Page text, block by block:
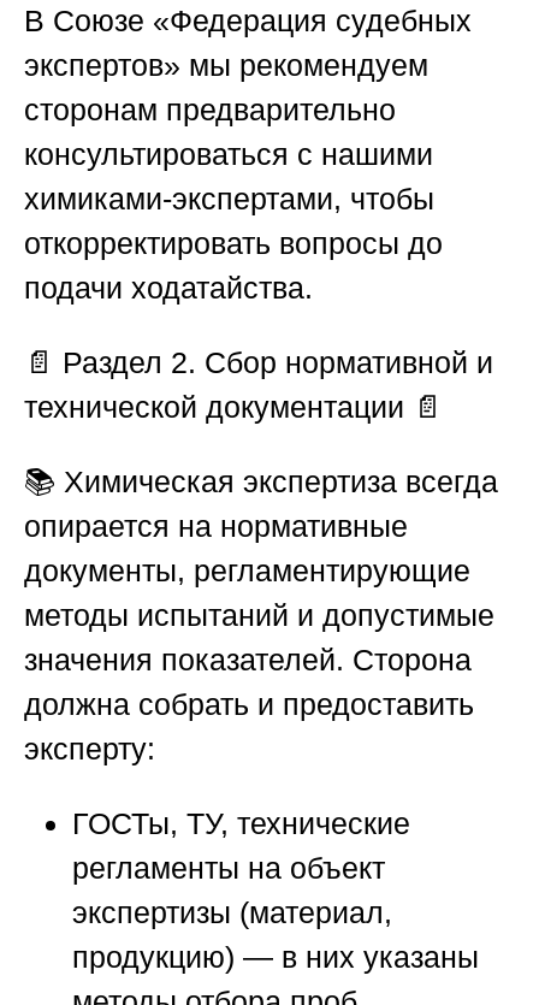
В Союзе «Федерация судебных
экспертов» мы рекомендуем
сторонам предварительно
консультироваться с нашими
химиками-экспертами, чтобы
откорректировать вопросы до
подачи ходатайства.
📄 Раздел 2. Сбор нормативной и
технической документации 📄
📚 Химическая экспертиза всегда
опирается на нормативные
документы, регламентирующие
методы испытаний и допустимые
значения показателей. Сторона
должна собрать и предоставить
эксперту:
ГОСТы, ТУ, технические
регламенты на объект
экспертизы (материал,
продукцию) — в них указаны